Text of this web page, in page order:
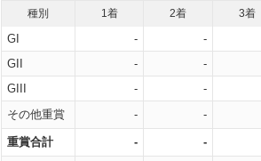
種別 1着 2着 3着
GI - -
GII
- -
GIII
- -
その他重賞
- -
重賞合計 - -